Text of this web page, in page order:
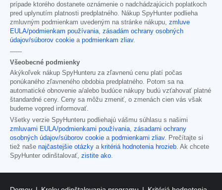
prípade ktorého dostanete oznámenie o nadchádzajúcich poplatkoch
pred uplynutím platnosti predplatného. Nákup SpyHunter podlieha
zmluvným podmienkam uvedeným na stránke nákupu, zmluve
EULA/podmienkam používania, zásadám ochrany osobných
údajov/súborov cookie a podmienkam zliav.
------
Všeobecné podmienky
Akýkoľvek nákup SpyHunteru za zľavnenú cenu platí počas
ponúkaného zľavneného obdobia predplatného. Potom sa na
automatické obnovenie a/alebo budúce nákupy budú vzťahovať platné
štandardné ceny. Ceny sa môžu zmeniť, o zmenách cien vás však
budeme vopred informovať.
Všetky verzie SpyHunteru podliehajú vášmu súhlasu s našimi
zmluvami EULA/podmienkami používania, zásadami ochrany
osobných údajov/súborov cookie a podmienkami zliav. Prečítajte si
tiež naše najčastejšie otázky a kritériá hodnotenia hrozieb. Ak chcete
SpyHunter odinštalovať, zistite ako.